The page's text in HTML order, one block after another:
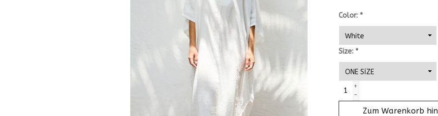
Color: *
Size: *
+
-
Zum Warenkorb